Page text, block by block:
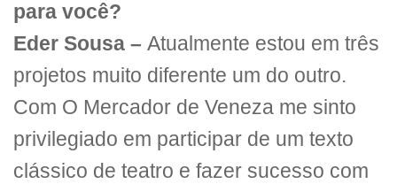
para você?
Eder Sousa – Atualmente estou em três
projetos muito diferente um do outro.
Com O Mercador de Veneza me sinto
privilegiado em participar de um texto
clássico de teatro e fazer sucesso com